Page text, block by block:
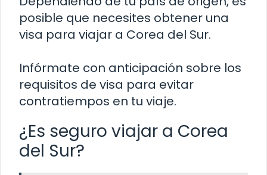
posible que necesites obtener una
visa para viajar a Corea del Sur.
Infórmate con anticipación sobre los
requisitos de visa para evitar
contratiempos en tu viaje.
¿Es seguro viajar a Corea
del Sur?